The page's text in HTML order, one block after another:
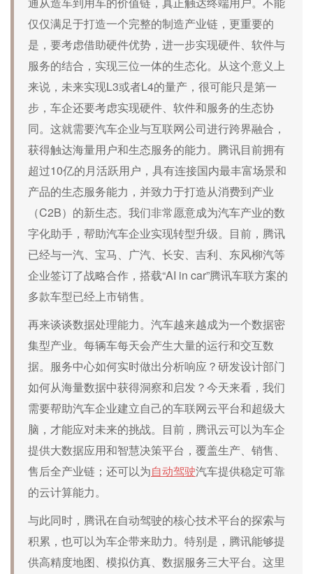
仅仅满足于打造一个完整的制造产业链，更重要的
是，要考虑借助硬件优势，进一步实现硬件、软件与
服务的结合，实现三位一体的生态化。从这个意义上
来说，未来实现L3或者L4的量产，很可能只是第一
步，车企还要考虑实现硬件、软件和服务的生态协
同。这就需要汽车企业与互联网公司进行跨界融合，
获得触达海量用户和生态服务的能力。腾讯目前拥有
超过10亿的月活跃用户，具有连接国内最丰富场景和
产品的生态服务能力，并致力于打造从消费到产业
（C2B）的新生态。我们非常愿意成为汽车产业的数
字化助手，帮助汽车企业实现转型升级。目前，腾讯
已经与一汽、宝马、广汽、长安、吉利、东风柳汽等
企业签订了战略合作，搭载“AI in car”腾讯车联方案的
多款车型已经上市销售。
再来谈谈数据处理能力。汽车越来越成为一个数据密
集型产业。每辆车每天会产生大量的运行和交互数
据。服务中心如何实时做出分析响应？研发设计部门
如何从海量数据中获得洞察和启发？今天来看，我们
需要帮助汽车企业建立自己的车联网云平台和超级大
脑，才能应对未来的挑战。目前，腾讯云可以为车企
提供大数据应用和智慧决策平台，覆盖生产、销售、
售后全产业链；还可以为自动驾驶汽车提供稳定可靠
的云计算能力。
与此同时，腾讯在自动驾驶的核心技术平台的探索与
积累，也可以为车企带来助力。特别是，腾讯能够提
供高精度地图、模拟仿真、数据服务三大平台。这里